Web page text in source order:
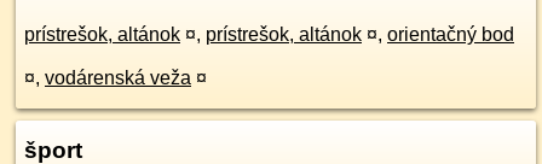
prístrešok, altánok ¤, prístrešok, altánok ¤, orientačný bod
¤, vodárenská veža ¤
šport